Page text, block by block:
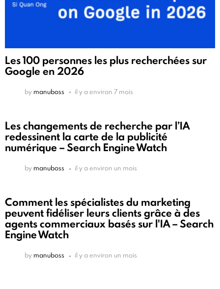
Les 100 personnes les plus recherchées sur
Google en 2026
by manuboss il y a environ 7 mois
Les changements de recherche par l’IA
redessinent la carte de la publicité
numérique – Search Engine Watch
by manuboss il y a environ un mois
Comment les spécialistes du marketing
peuvent fidéliser leurs clients grâce à des
agents commerciaux basés sur l'IA – Search
Engine Watch
by manuboss il y a environ un mois